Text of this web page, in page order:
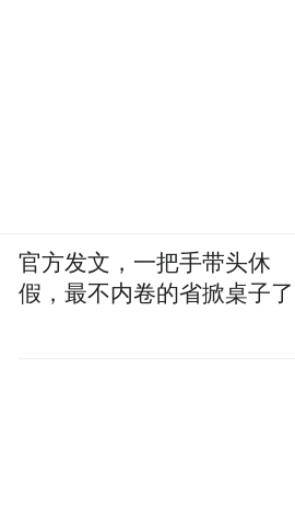
官方发文，一把手带头休
假，最不内卷的省掀桌子了